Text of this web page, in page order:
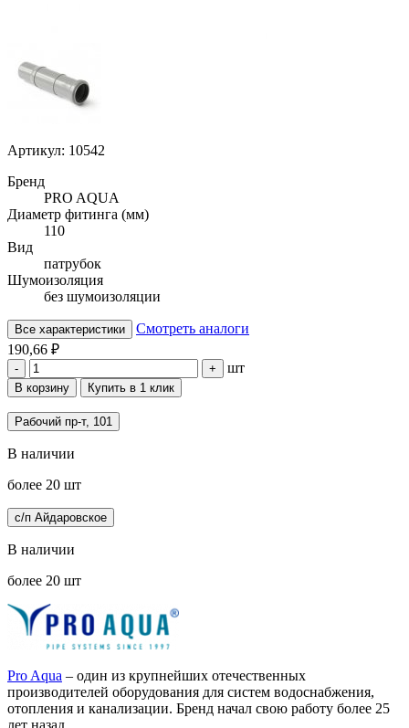
Артикул: 10542
Бренд
PRO AQUA
Диаметр фитинга (мм)
110
Вид
патрубок
Шумоизоляция
без шумоизоляции
Все характеристики
Смотреть аналоги
190,66 ₽
- + шт
В корзину Купить в 1 клик
Рабочий пр-т, 101
В наличии
более 20 шт
с/п Айдаровское
В наличии
более 20 шт
Pro Aqua – один из крупнейших отечественных
производителей оборудования для систем водоснабжения,
отопления и канализации. Бренд начал свою работу более 25
лет назад.